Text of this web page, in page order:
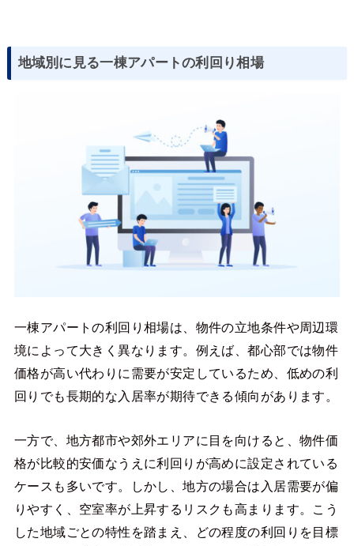
地域別に見る一棟アパートの利回り相場
一棟アパートの利回り相場は、物件の立地条件や周辺環
境によって大きく異なります。例えば、都心部では物件
価格が高い代わりに需要が安定しているため、低めの利
回りでも長期的な入居率が期待できる傾向があります。
一方で、地方都市や郊外エリアに目を向けると、物件価
格が比較的安価なうえに利回りが高めに設定されている
ケースも多いです。しかし、地方の場合は入居需要が偏
りやすく、空室率が上昇するリスクも高まります。こう
した地域ごとの特性を踏まえ、どの程度の利回りを目標